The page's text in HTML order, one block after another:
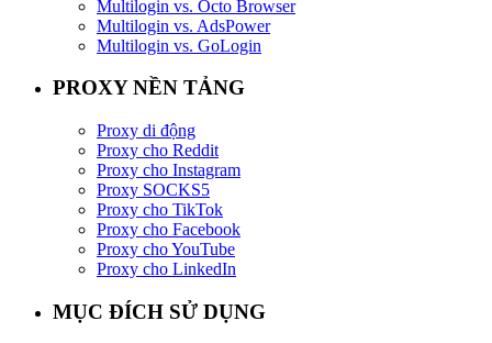
Multilogin vs. Octo Browser
Multilogin vs. AdsPower
Multilogin vs. GoLogin
PROXY NỀN TẢNG
Proxy di động
Proxy cho Reddit
Proxy cho Instagram
Proxy SOCKS5
Proxy cho TikTok
Proxy cho Facebook
Proxy cho YouTube
Proxy cho LinkedIn
MỤC ĐÍCH SỬ DỤNG